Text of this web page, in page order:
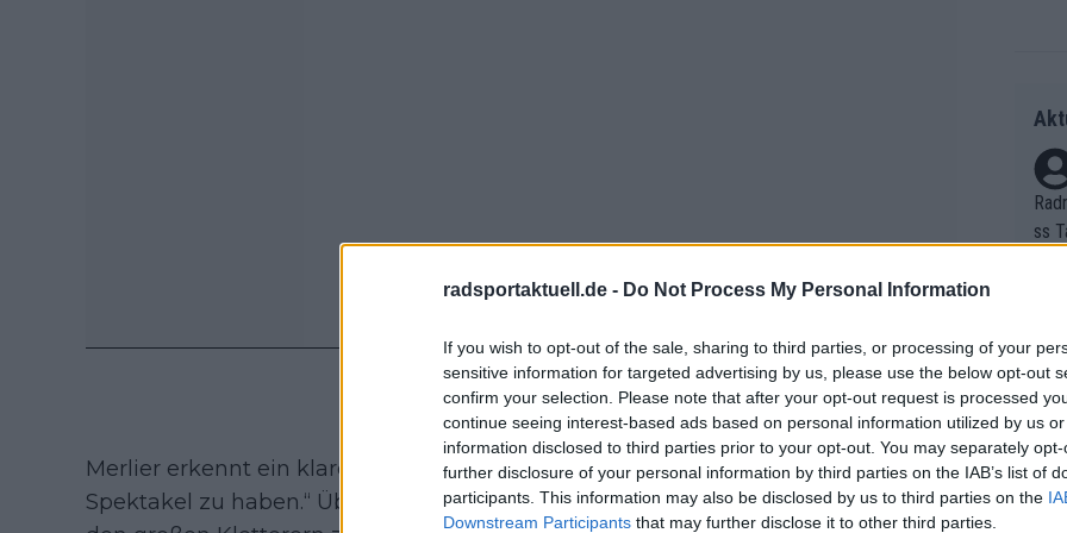
radsportaktuell.de - Do Not Process My Personal Information
If you wish to opt-out of the sale, sharing to third parties, or processing of your
sensitive information for targeted advertising by us, please use the below opt-out
confirm your selection. Please note that after your opt-out request is processed
continue seeing interest-based ads based on personal information utilized by us
information disclosed to third parties prior to your opt-out. You may separately
further disclosure of your personal information by third parties on the IAB’s list of
participants. This information may also be disclosed by us to third parties on the
Downstream Participants that may further disclose it to other third parties.
Merlier erkennt ein klares Muster: „Das Ziel ist, weniger Sprints und mehr
Spektakel zu haben.“ Überraschenderweise komme dieser Trend nicht einmal
ss
as
et.
Auf
V?